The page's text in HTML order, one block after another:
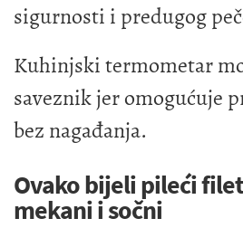
sigurnosti i predugog
Kuhinjski termometar
saveznik jer omogućuje
bez nagađanja.
Ovako bijeli pileći
mekani i sočni